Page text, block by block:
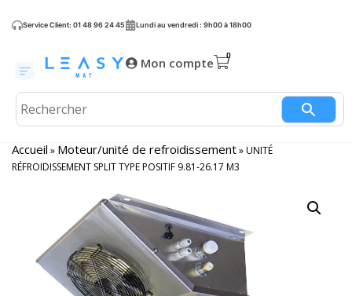
Service Client: 01 48 96 24 45 Lundi au vendredi : 9h00 à 18h00
Mon compte
Accueil » Moteur/unité de refroidissement»UNITÉ
RÉFROIDISSEMENT SPLIT TYPE POSITIF 9.81-26.17 M3